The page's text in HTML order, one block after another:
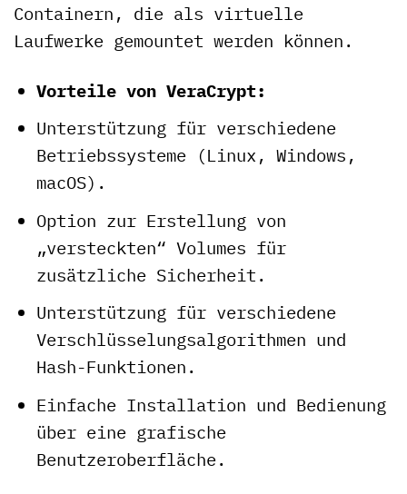
Containern, die als virtuelle
Laufwerke gemountet werden können.
Vorteile von VeraCrypt:
Unterstützung für verschiedene
Betriebssysteme (Linux, Windows,
macOS).
Option zur Erstellung von
„versteckten“ Volumes für
zusätzliche Sicherheit.
Unterstützung für verschiedene
Verschlüsselungsalgorithmen und
Hash-Funktionen.
Einfache Installation und Bedienung
über eine grafische
Benutzeroberfläche.